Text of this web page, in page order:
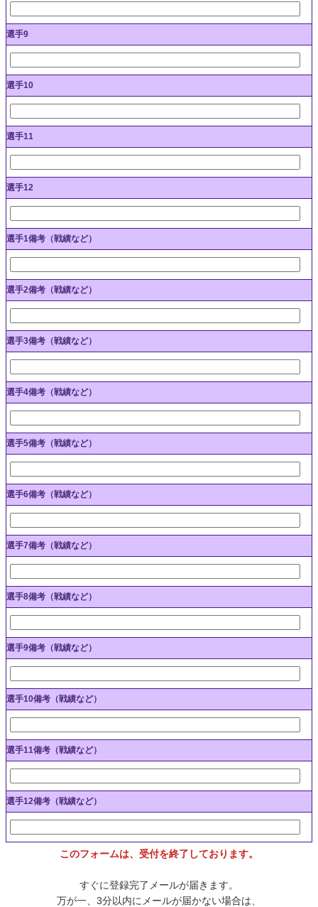
選手9
選手10
選手11
選手12
選手1備考（戦績など）
選手2備考（戦績など）
選手3備考（戦績など）
選手4備考（戦績など）
選手5備考（戦績など）
選手6備考（戦績など）
選手7備考（戦績など）
選手8備考（戦績など）
選手9備考（戦績など）
選手10備考（戦績など）
選手11備考（戦績など）
選手12備考（戦績など）
このフォームは、受付を終了しております。
すぐに登録完了メールが届きます。
万が一、3分以内にメールが届かない場合は、